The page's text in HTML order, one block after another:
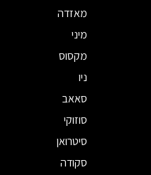
מאזדה
מיני
מקסוס
ניו
סאאב
סוזוקי
סיטרואן
סקודה